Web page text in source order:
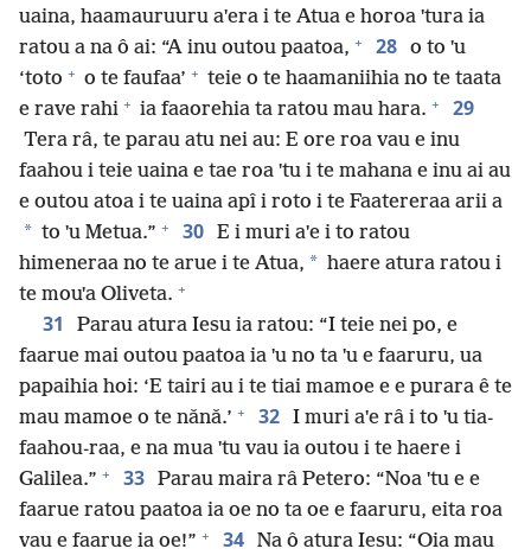
uaina, haamauruuru aˈera i te Atua e horoa ˈtura ia
ratou a na ô ai: “A inu outou paatoa, + 28 o to ˈu
‘toto + o te faufaa’ + teie o te haamaniihia no te taata
e rave rahi + ia faaorehia ta ratou mau hara. + 29
Tera râ, te parau atu nei au: E ore roa vau e inu
faahou i teie uaina e tae roa ˈtu i te mahana e inu ai au
e outou atoa i te uaina apî i roto i te Faatereraa arii a
* to ˈu Metua.” + 30 E i muri aˈe i to ratou
himeneraa no te arue i te Atua, * haere atura ratou i
te mouˈa Oliveta. +
31
Parau atura Iesu ia ratou: “I teie nei po, e
faarue mai outou paatoa ia ˈu no ta ˈu e faaruru, ua
papaihia hoi: ‘E tairi au i te tiai mamoe e e purara ê te
mau mamoe o te nǎnǎ.’ + 32 I muri aˈe râ i to ˈu tia-
faahou-raa, e na mua ˈtu vau ia outou i te haere i
Galilea.” + 33 Parau maira râ Petero: “Noa ˈtu e e
faarue ratou paatoa ia oe no ta oe e faaruru, eita roa
vau e faarue ia oe!” + 34 Na ô atura Iesu: “Oia mau